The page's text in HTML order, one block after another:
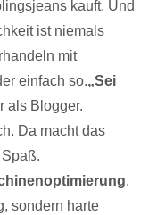
kauft. Und
ist niemals
mit
einfach so.„Sei
als Blogger.
Da macht das
.
sondern harte